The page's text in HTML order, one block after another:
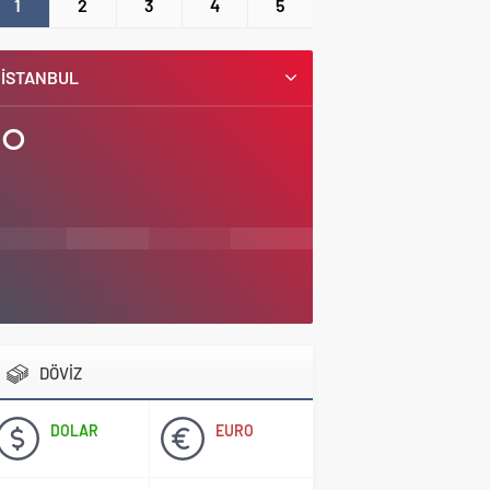
1 2 3 4 5
İSTANBUL
°
DÖVİZ
DOLAR EURO